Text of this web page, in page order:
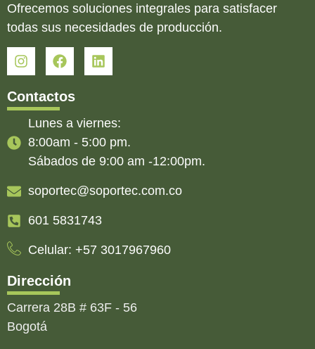
Ofrecemos soluciones integrales para satisfacer
todas sus necesidades de producción.
Contactos
Lunes a viernes:
8:00am - 5:00 pm.
Sábados de 9:00 am -12:00pm.
soportec@soportec.com.co
601 5831743
Celular: +57 3017967960
Dirección
Carrera 28B # 63F - 56
Bogotá